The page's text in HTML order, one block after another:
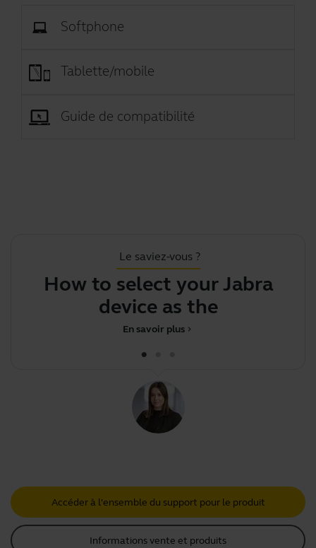
Softphone
Tablette/mobile
Guide de compatibilité
Le saviez-vous ?
How to select your Jabra
device as the defaul
chevron_right
En savoir plus
Accéder à l'ensemble du support pour le produit
Informations vente et produits